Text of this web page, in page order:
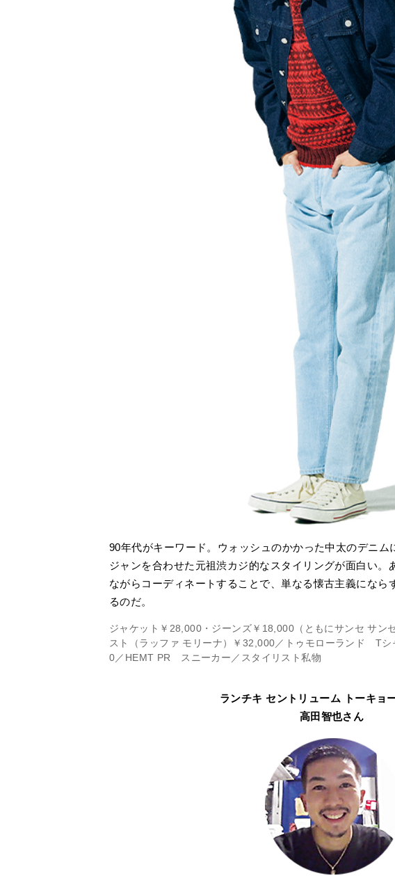
90年代がキーワード。ウォッシュのかかった中太のデニム
ジャンを合わせた元祖渋カジ的なスタイリングが面白い。
ながらコーディネートすることで、単なる懐古主義になら
るのだ。
ジャケット￥28,000・ジーンズ￥18,000（ともにサンセ サ
スト（ラッファ モリーナ）￥32,000／トゥモローランド Tシ
0／HEMT PR スニーカー／スタイリスト私物
ランチキ セントリューム トーキョ
高田智也さん